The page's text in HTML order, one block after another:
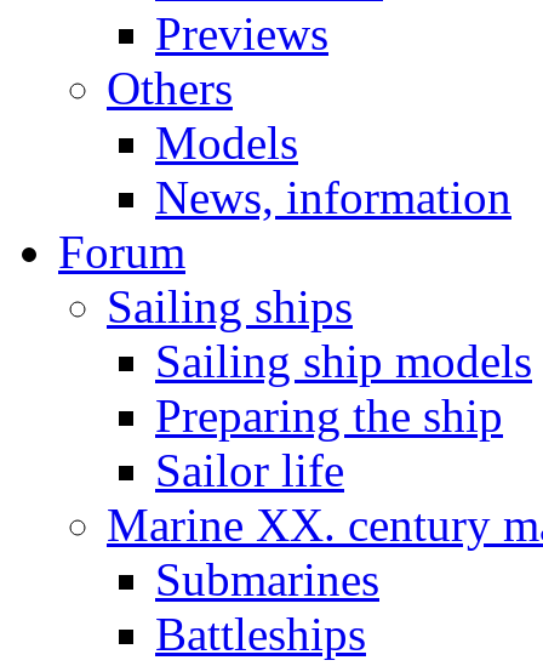
Previews
Others
Models
News, information
Forum
Sailing ships
Sailing ship models
Preparing the ship
Sailor life
Marine XX. century
Submarines
Battleships